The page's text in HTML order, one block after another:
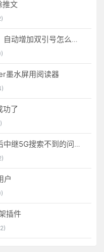
推文
EXCEL表格复制出来，自动增加双引号怎么解决？
墨水屏用阅读器
功了
k2刷Padavan老毛子后中继5G搜索不到的问题解决
户
插件